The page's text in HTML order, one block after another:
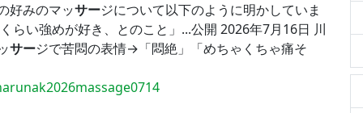
好みのマッサージについて以下のように明かしていま
らい強めが好き、とのこと」...公開 2026年7月16日 川
サージで苦悶の表情→「悶絶」「めちゃくちゃ痛そ